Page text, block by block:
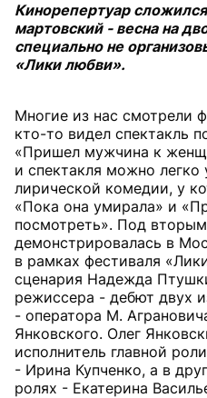
Кинорепертуар
мартовский - весна на
специально не
«Лики любви».
Многие из нас смотрели
кто-то видел спектакль
«Пришел мужчина к
и спектакля можно легко
лирической комедии, у
«Пока она умирала» и
посмотреть». Под
демонстрировалась в
в рамках фестиваля
сценария Надежда
режиссера - дебют двух
- оператора М.
Янковского. Олег
исполнитель главной
- Ирина Купченко, а в
ролях - Екатерина